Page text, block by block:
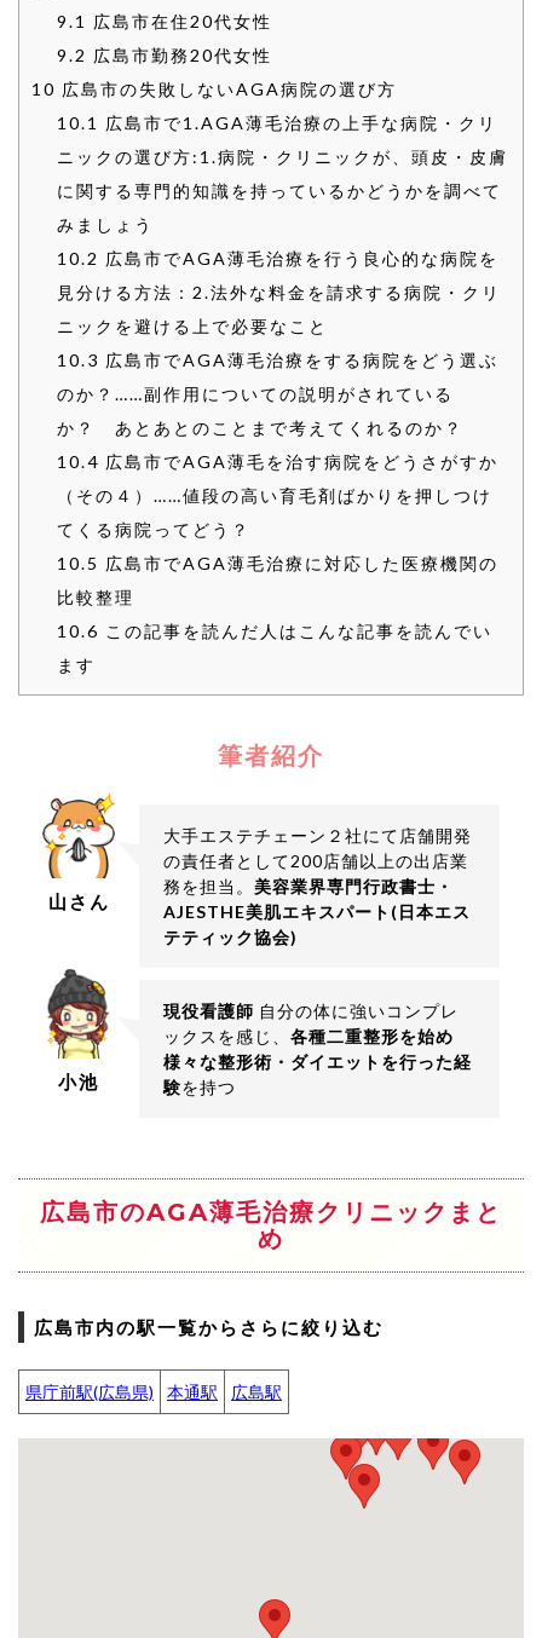
9.1
広島市在住20代女性
9.2 広島市勤務20代女性
10 広島市の失敗しないAGA病院の選び方
10.1
広島市で1.AGA薄毛治療の上手な病院・クリ
ニックの選び方:1.病院・クリニックが、頭皮・皮膚
に関する専門的知識を持っているかどうかを調べて
みましょう
10.2 広島市でAGA薄毛治療を行う良心的な病院を
見分ける方法：2.法外な料金を請求する病院・クリ
ニックを避ける上で必要なこと
10.3 広島市でAGA薄毛治療をする病院をどう選ぶ
のか？……副作用についての説明がされている
か？ あとあとのことまで考えてくれるのか？
10.4 広島市でAGA薄毛を治す病院をどうさがすか
（その４）……値段の高い育毛剤ばかりを押しつけ
てくる病院ってどう？
10.5 広島市でAGA薄毛治療に対応した医療機関の
比較整理
10.6 この記事を読んだ人はこんな記事を読んでい
ます
筆者紹介
山さん
大手エステチェーン２社にて店舗開発
の責任者として200店舗以上の出店業
務を担当。 美容業界専門行政書士・
AJESTHE美肌エキスパート(日本エス
テティック協会)
小池
現役看護師 自分の体に強いコンプレ
ックスを感じ、 各種二重整形を始め
様々な整形術・ダイエットを行った経
験を持つ
広島市のAGA薄毛治療クリニックまと
め
広島市内の駅一覧からさらに絞り込む
県庁前駅(広島県) 本通駅 広島駅